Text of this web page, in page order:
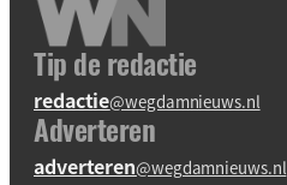
Tip de redactie
redactie@wegdamnieuws.nl
Adverteren
adverteren@wegdamnieuws.nl